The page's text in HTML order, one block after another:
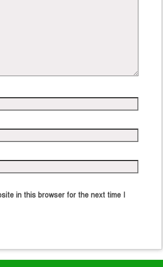
in this browser for the next time I